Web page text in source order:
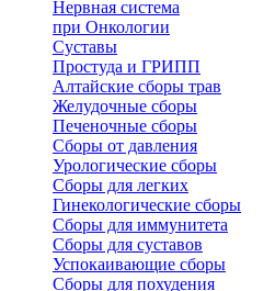
Нервная система
при Онкологии
Суставы
Простуда и ГРИПП
Алтайские сборы трав
Желудочные сборы
Печеночные сборы
Сборы от давления
Урологические сборы
Сборы для легких
Гинекологические сборы
Сборы для иммунитета
Сборы для суставов
Успокаивающие сборы
Сборы для похудения